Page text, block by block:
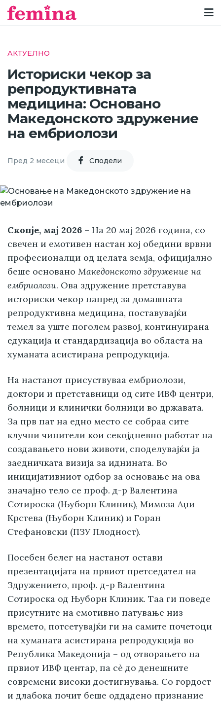
АКТУЕЛНО
Историски чекор за
репродуктивната
медицина: Основано
Македонското здружение
на ембриолози
Пред 2 месеци Cподели
Скопје, мај 2026 – На 20 мај 2026 година, со
свечен и емотивен настан кој обедини врвни
професионалци од целата земја, официјално
беше основано Македонското здружение на
ембриолози. Ова здружение претставува
историски чекор напред за домашната
репродуктивна медицина, поставувајќи
темел за уште поголем развој, континуирана
едукација и стандардизација во областа на
хуманата асистирана репродукција.
На настанот присуствуваа ембриолози,
доктори и претставници од сите ИВФ центри,
болници и клинички болници во државата.
За прв пат на едно место се собраа сите
клучни чинители кои секојдневно работат на
создавањето нови животи, споделувајќи ја
заедничката визија за иднината. Во
иницијативниот одбор за основање на ова
значајно тело се проф. д-р Валентина
Сотироска (Њуборн Клиник), Мимоза Аџи
Крстева (Њуборн Клиник) и Горан
Стефановски (ПЗУ Плодност).
Посебен белег на настанот остави
презентацијата на првиот претседател на
Здружението, проф. д-р Валентина
Сотироска од Њуборн Клиник. Таа ги поведе
присутните на емотивно патување низ
времето, потсетувајќи ги на самите почетоци
на хуманата асистирана репродукција во
Република Македонија – од отворањето на
првиот ИВФ центар, па сè до денешните
современи високи достигнувања. Со гордост
и длабока почит беше оддадено признание